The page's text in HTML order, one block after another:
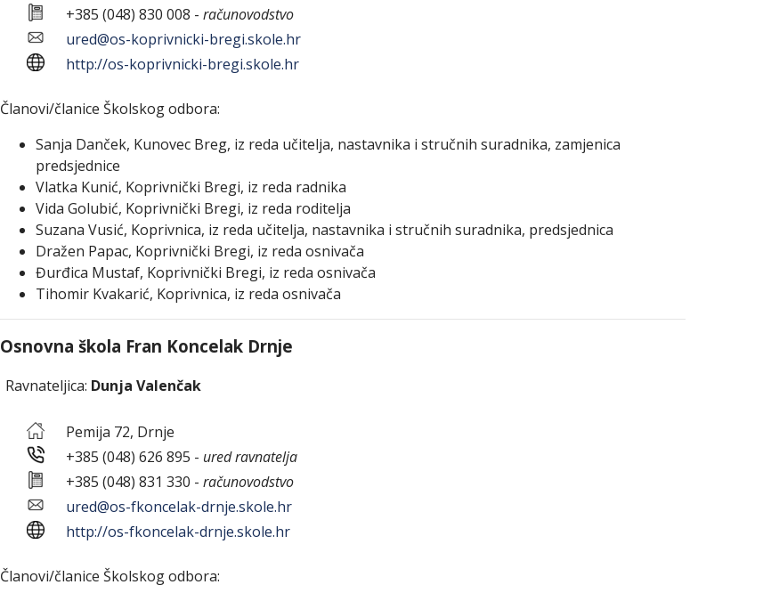
+385 (048) 830 008 - računovodstvo
ured@os-koprivnicki-bregi.skole.hr
http://os-koprivnicki-bregi.skole.hr
Članovi/članice Školskog odbora:
Sanja Danček, Kunovec Breg, iz reda učitelja, nastavnika i stručnih suradnika, zamjenica
predsjednice
Vlatka Kunić, Koprivnički Bregi, iz reda radnika
Vida Golubić, Koprivnički Bregi, iz reda roditelja
Suzana Vusić, Koprivnica, iz reda učitelja, nastavnika i stručnih suradnika, predsjednica
Dražen Papac, Koprivnički Bregi, iz reda osnivača
Đurđica Mustaf, Koprivnički Bregi, iz reda osnivača
Tihomir Kvakarić, Koprivnica, iz reda osnivača
Osnovna škola Fran Koncelak Drnje
Ravnateljica: Dunja Valenčak
Pemija 72, Drnje
+385 (048) 626 895 - ured ravnatelja
+385 (048) 831 330 - računovodstvo
ured@os-fkoncelak-drnje.skole.hr
http://os-fkoncelak-drnje.skole.hr
Članovi/članice Školskog odbora: